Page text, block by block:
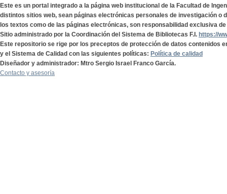
Este es un portal integrado a la página web institucional de la Facultad de
distintos sitios web, sean páginas electrónicas personales de investigación o
los textos como de las páginas electrónicas, son responsabilidad exclusiva
Sitio administrado por la Coordinación del Sistema de Bibliotecas F.I. https://
Este repositorio se rige por los preceptos de protección de datos contenidos
y el Sistema de Calidad con las siguientes políticas: Política de calidad
Diseñador y administrador: Mtro Sergio Israel Franco García.
Contacto y asesoría